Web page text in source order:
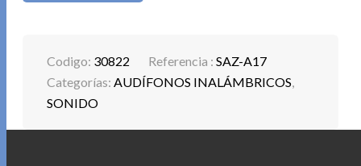
Codigo: 30822 Referencia :SAZ-A17
Categorías:AUDÍFONOS INALÁMBRICOS,
SONIDO